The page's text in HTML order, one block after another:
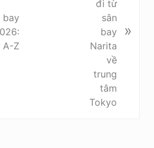
bay
A-Z
»